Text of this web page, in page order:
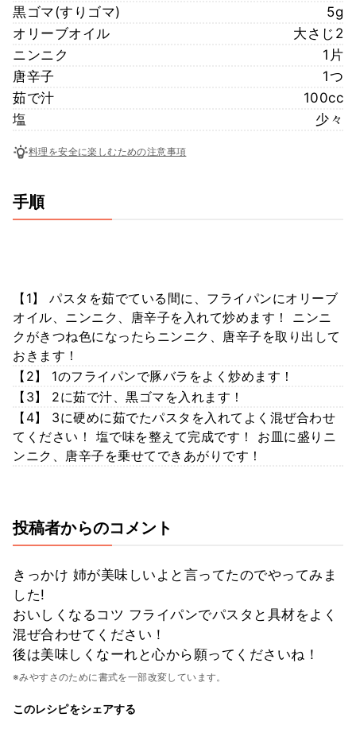
黒ゴマ(すりゴマ)
5g
オリーブオイル
大さじ2
ニンニク
1片
唐辛子
1つ
茹で汁
100cc
塩
少々
料理を安全に楽しむための注意事項
手順
【1】 パスタを茹でている間に、フライパンにオリーブ
オイル、ニンニク、唐辛子を入れて炒めます！ ニンニ
クがきつね色になったらニンニク、唐辛子を取り出して
おきます！
【2】 1のフライパンで豚バラをよく炒めます！
【3】 2に茹で汁、黒ゴマを入れます！
【4】 3に硬めに茹でたパスタを入れてよく混ぜ合わせ
てください！ 塩で味を整えて完成です！ お皿に盛りニ
ンニク、唐辛子を乗せてできあがりです！
投稿者からのコメント
きっかけ 姉が美味しいよと言ってたのでやってみま
した!
おいしくなるコツ フライパンでパスタと具材をよく
混ぜ合わせてください！
後は美味しくなーれと心から願ってくださいね！
※みやすさのために書式を一部改変しています。
このレシピをシェアする